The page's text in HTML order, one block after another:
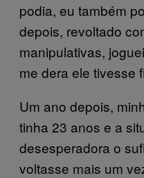
podia, eu também
depois, revoltado
manipulativas,
me dera ele tivesse
Um ano depois,
tinha 23 anos e a
desesperadora o
voltasse mais um